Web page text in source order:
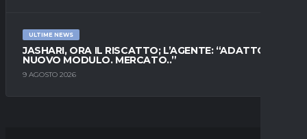
ULTIME NEWS
JASHARI, ORA IL RISCATTO; L’AGENTE: “ADATTO AL
NUOVO MODULO. MERCATO..”
9 AGOSTO 2026